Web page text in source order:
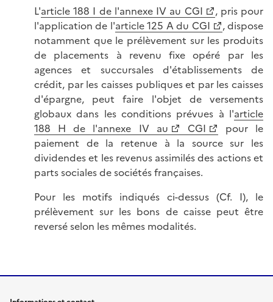
L'article 188 I de l'annexe IV au CGI
, pris pour
l'application de l'article 125 A du CGI
, dispose
notamment que le prélèvement sur les produits
de placements à revenu fixe opéré par les
agences et succursales d'établissements de
crédit, par les caisses publiques et par les caisses
d'épargne, peut faire l'objet de versements
globaux dans les conditions prévues à l'article
188 H de l'annexe IV au
CGI
pour le
paiement de la retenue à la source sur les
dividendes et les revenus assimilés des actions et
parts sociales de sociétés françaises.
Pour les motifs indiqués ci-dessus (Cf. I), le
prélèvement sur les bons de caisse peut être
reversé selon les mêmes modalités.